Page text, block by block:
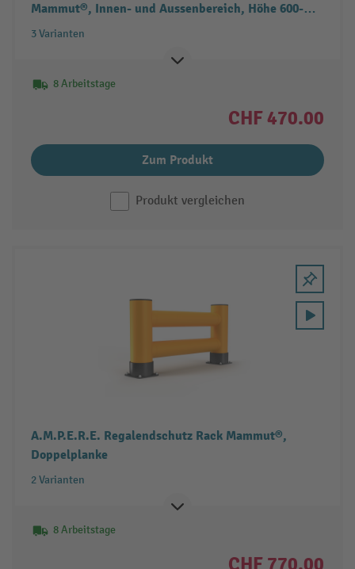
Mammut®, Innen- und Aussenbereich, Höhe 600-
1.100 mm, Ø 200 mm
3 Varianten
8 Arbeitstage
CHF 470.00
Zum Produkt
Produkt vergleichen
A.M.P.E.R.E. Regalendschutz Rack Mammut®,
Doppelplanke
2 Varianten
8 Arbeitstage
CHF 770.00